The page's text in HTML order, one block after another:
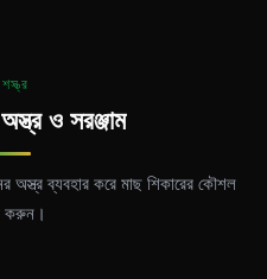
ও সরঞ্জাম
অস্ত্র ব্যবহার করে মাছ শিকারের কৌশল
করুন।